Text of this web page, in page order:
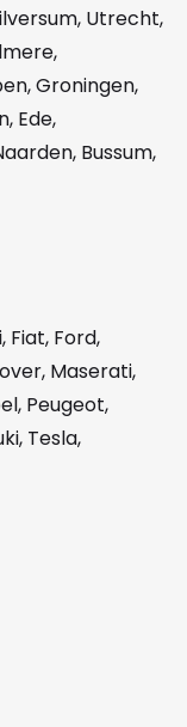
, Utrecht,
,
,Groningen,
, Ede,
, Bussum,
, Fiat, Ford,
, Maserati,
, Peugeot,
, Tesla,